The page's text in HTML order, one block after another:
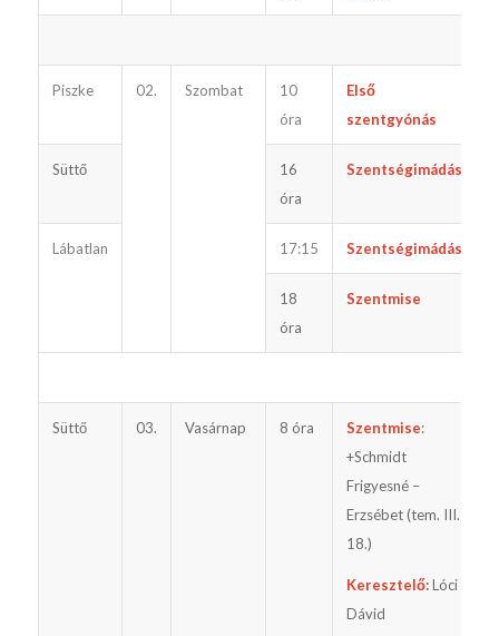
Piszke 02. Szombat
10
óra
Első
szentgyónás
Süttő
16
óra
Szentségimádás
Lábatlan 17:15 Szentségimádás
18
óra
Szentmise
Süttő 03. Vasárnap 8 óra Szentmise:
+Schmidt
Frigyesné –
Erzsébet (tem. III.
18.)
Keresztelő:Lóci
Dávid